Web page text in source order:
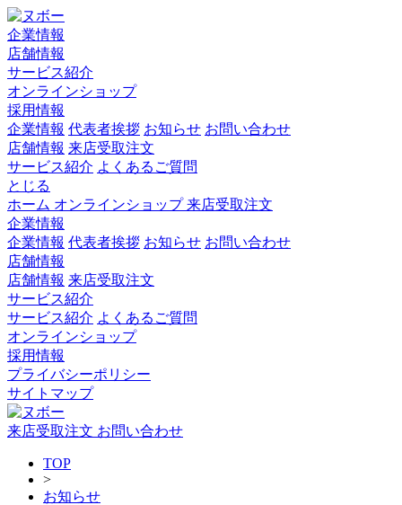
企業情報
店舗情報
サービス紹介
オンラインショップ
採用情報
企業情報 代表者挨拶 お知らせ お問い合わせ
店舗情報 来店受取注文
サービス紹介 よくあるご質問
とじる
ホーム オンラインショップ来店受取注文
企業情報
企業情報 代表者挨拶 お知らせ お問い合わせ
店舗情報
店舗情報 来店受取注文
サービス紹介
サービス紹介 よくあるご質問
オンラインショップ
採用情報
プライバシーポリシー
サイトマップ
来店受取注文 お問い合わせ
TOP
>
お知らせ